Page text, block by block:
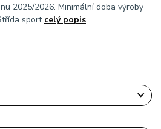
2025/2026. Minimální doba výroby
sport celý popis